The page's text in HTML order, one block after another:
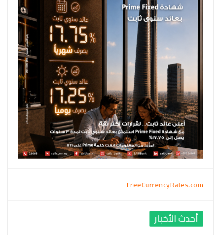
FreeCurrencyRates.com
أحدث الأخبار